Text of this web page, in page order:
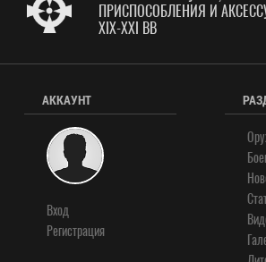
ПРИСПОСОБЛЕНИЯ И
XIX-XXI ВВ
АККАУНТ
Вход
Регистрация